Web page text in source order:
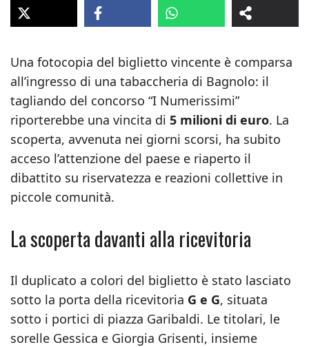
Una fotocopia del biglietto vincente è comparsa
all’ingresso di una tabaccheria di Bagnolo: il
tagliando del concorso “I Numerissimi”
riporterebbe una vincita di 5 milioni di euro. La
scoperta, avvenuta nei giorni scorsi, ha subito
acceso l’attenzione del paese e riaperto il
dibattito su riservatezza e reazioni collettive in
piccole comunità.
La scoperta davanti alla ricevitoria
Il duplicato a colori del biglietto è stato lasciato
sotto la porta della ricevitoria G e G, situata
sotto i portici di piazza Garibaldi. Le titolari, le
sorelle Gessica e Giorgia Grisenti, insieme